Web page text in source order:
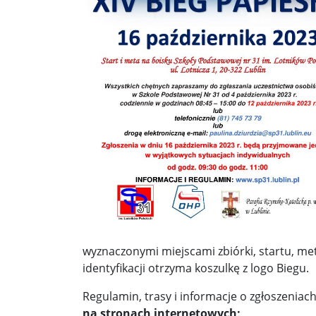
Donald Trump żąda porozumienia, które
Sławomir Mentzen: Migracja legalna również
Dni Konia Arabskiego 2025 – pasja, tradycja i
Zełenski chciał rozmawiać z Nawrockim. Ukraina
Presja na Izrael rośnie. Kolejny kraj G7
Powstanie to nie jest zamknięta karta historii ...
Walka z okupantem, walka z ogniem ...
Cyniczne współczucie dla ofiar ... Socjaliści
Leszek Miller wieszczy koniec Polski 2050.
wyznaczonymi miejscami zbiórki, startu,
identyfikacji otrzyma koszulkę z logo Biegu.
Regulamin, trasy i informacje o